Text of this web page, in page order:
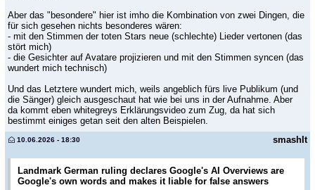
Aber das "besondere" hier ist imho die Kombination von zwei Dingen, die
für sich gesehen nichts besonderes wären:
- mit den Stimmen der toten Stars neue (schlechte) Lieder vertonen (das
stört mich)
- die Gesichter auf Avatare projizieren und mit den Stimmen syncen (das
wundert mich technisch)
Und das Letztere wundert mich, weils angeblich fürs live Publikum (und
die Sänger) gleich ausgeschaut hat wie bei uns in der Aufnahme. Aber
da kommt eben whitegreys Erklärungsvideo zum Zug, da hat sich
bestimmt einiges getan seit den alten Beispielen.
smashIt
10.06.2026 - 18:30
Landmark German ruling declares Google's AI Overviews are
Google's own words and makes it liable for false answers